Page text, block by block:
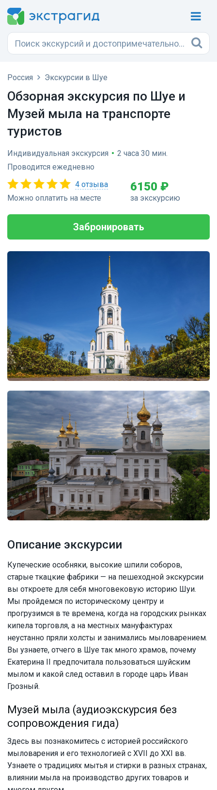
Россия Экскурсии в Шуе
Обзорная экскурсия по Шуе и
Музей мыла на транспорте
туристов
Индивидуальная экскурсия • 2 часа 30 мин.
Проводится ежедневно
4 отзыва
Можно оплатить на месте
6150 ₽
за экскурсию
Забронировать
Описание экскурсии
Купеческие особняки, высокие шпили соборов,
старые ткацкие фабрики — на пешеходной экскурсии
вы откроете для себя многовековую историю Шуи.
Мы пройдемся по историческому центру и
прогрузимся в те времена, когда на городских рынках
кипела торговля, а на местных мануфактурах
неустанно пряли холсты и занимались мыловарением.
Вы узнаете, отчего в Шуе так много храмов, почему
Екатерина II предпочитала пользоваться шуйским
мылом и какой след оставил в городе царь Иван
Грозный.
Музей мыла (аудиоэкскурсия без
сопровождения гида)
Здесь вы познакомитесь с историей российского
мыловарения и его технологией с XVII до XXI вв.
Узнаете о традициях мытья и стирки в разных странах,
влиянии мыла на производство других товаров и